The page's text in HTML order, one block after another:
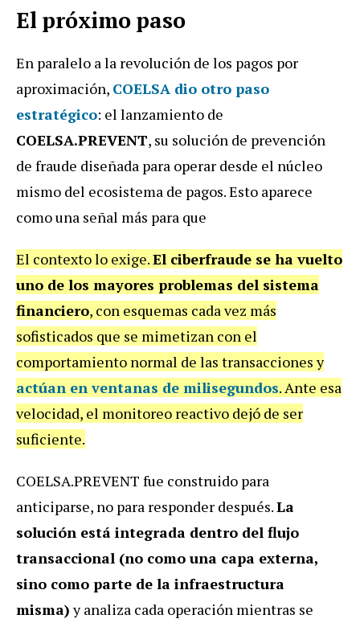
El próximo paso
En paralelo a la revolución de los pagos por
aproximación, COELSA dio otro paso
estratégico: el lanzamiento de
COELSA.PREVENT, su solución de prevención
de fraude diseñada para operar desde el núcleo
mismo del ecosistema de pagos. Esto aparece
como una señal más para que
El contexto lo exige.El ciberfraude se ha vuelto
uno de los mayores problemas del sistema
financiero, con esquemas cada vez más
sofisticados que se mimetizan con el
comportamiento normal de las transacciones y
actúan en ventanas de milisegundos. Ante esa
velocidad, el monitoreo reactivo dejó de ser
suficiente.
COELSA.PREVENT fue construido para
anticiparse, no para responder después.La
solución está integrada dentro del flujo
transaccional (no como una capa externa,
sino como parte de la infraestructura
misma)y analiza cada operación mientras se